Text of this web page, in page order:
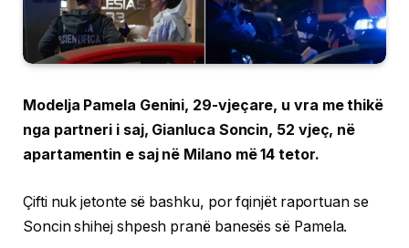
Modelja Pamela Genini, 29-vjeçare, u vra me thikë
nga partneri i saj, Gianluca Soncin, 52 vjeç, në
apartamentin e saj në Milano më 14 tetor.
Çifti nuk jetonte së bashku, por fqinjët raportuan se
Soncin shihej shpesh pranë banesës së Pamela.